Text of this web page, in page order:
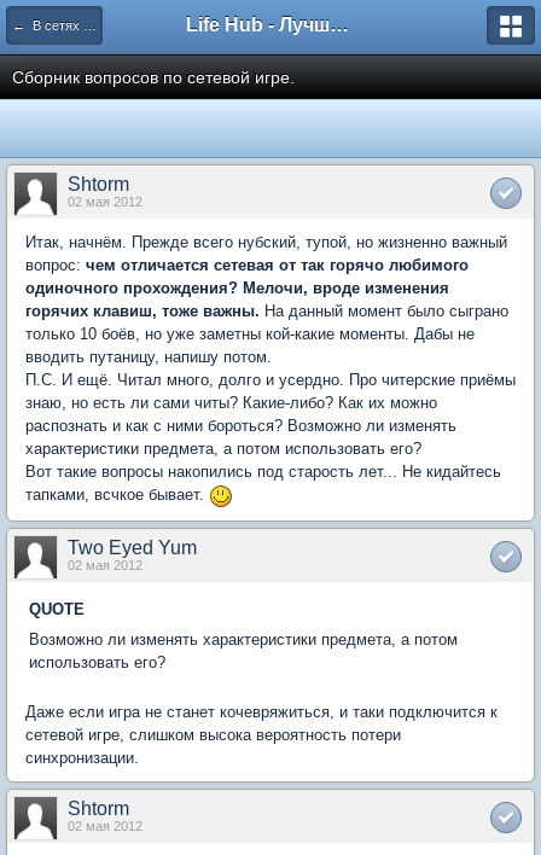
← В сетях Братства Life Hub - Лучшие компьютерные игры мира
Сборник вопросов по сетевой игре.
Shtorm
02 мая 2012
Итак, начнём. Прежде всего нубский, тупой, но жизненно важный
вопрос: чем отличается сетевая от так горячо любимого
одиночного прохождения? Мелочи, вроде изменения
горячих клавиш, тоже важны. На данный момент было сыграно
только 10 боёв, но уже заметны кой-какие моменты. Дабы не
вводить путаницу, напишу потом.
П.С. И ещё. Читал много, долго и усердно. Про читерские приёмы
знаю, но есть ли сами читы? Какие-либо? Как их можно
распознать и как с ними бороться? Возможно ли изменять
характеристики предмета, а потом использовать его?
Вот такие вопросы накопились под старость лет... Не кидайтесь
тапками, всчкое бывает.
Two Eyed Yum
02 мая 2012
QUOTE
Возможно ли изменять характеристики предмета, а потом
использовать его?
Даже если игра не станет кочевряжиться, и таки подключится к
сетевой игре, слишком высока вероятность потери
синхронизации.
Shtorm
02 мая 2012